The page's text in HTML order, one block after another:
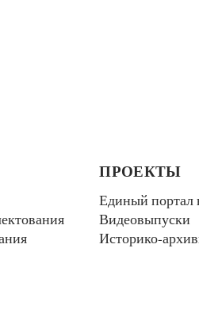
ПРОЕКТЫ
Единый портал
Видеовыпуски
Историко-